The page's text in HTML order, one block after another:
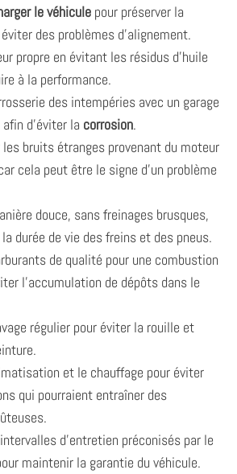
le véhiculepour préserver la
des problèmes d’alignement.
propre en évitant les résidus d’huile
à la performance.
des intempéries avec un garage
d’éviter la corrosion.
les bruits étranges provenant du moteur
cela peut être le signe d’un problème
douce, sans freinages brusques,
durée de vie des freins et des pneus.
de qualité pour une combustion
l’accumulation de dépôts dans le
régulier pour éviter la rouille et
et le chauffage pour éviter
qui pourraient entraîner des
d’entretien préconisés par le
maintenir la garantie du véhicule.